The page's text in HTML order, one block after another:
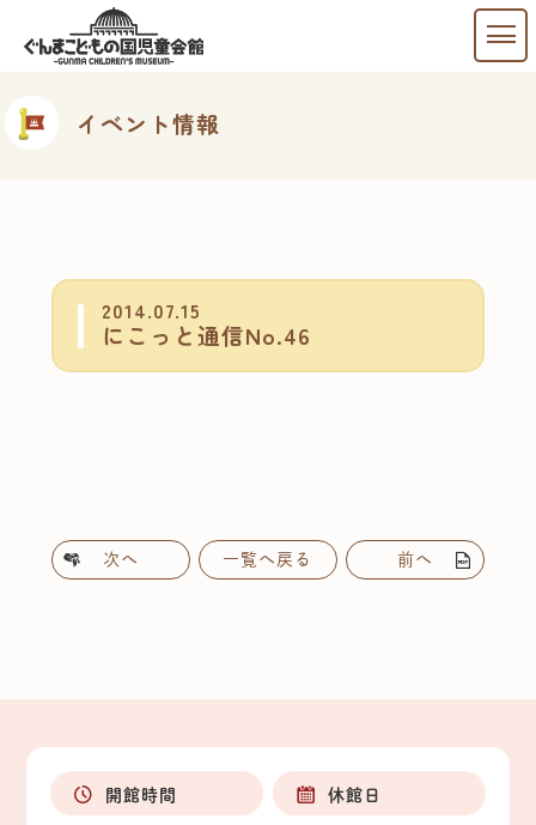
イベント情報
2014.07.15
にこっと通信No.46
次へ 一覧へ戻る 前へ
開館時間 休館日